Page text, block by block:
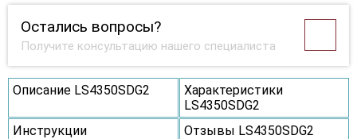
Остались вопросы?
Получите консультацию нашего специалиста
Описание LS4350SDG2
Характеристики
LS4350SDG2
Инструкции
Отзывы LS4350SDG2